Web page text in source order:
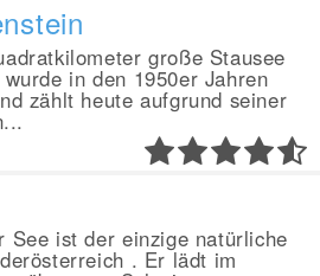
große Stausee
in den 1950er Jahren
zählt heute aufgrund seiner
See ist der einzige natürliche
. Er lädt im